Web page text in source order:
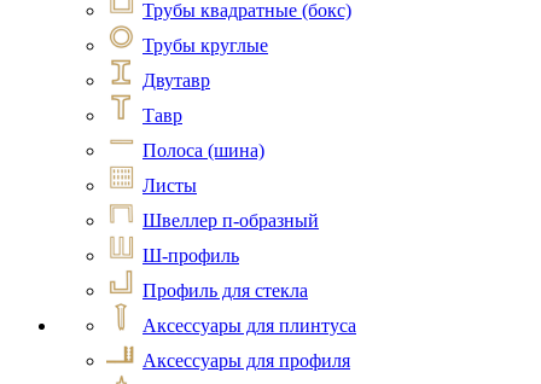
Трубы квадратные (бокс)
Трубы круглые
Двутавр
Тавр
Полоса (шина)
Листы
Швеллер п-образный
Ш-профиль
Профиль для стекла
Аксессуары для плинтуса
Аксессуары для профиля